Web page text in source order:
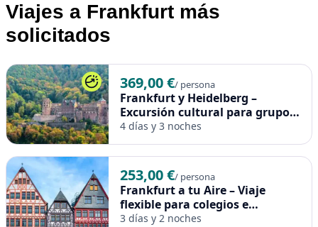
Viajes a Frankfurt más
solicitados
369,00 €/ persona
Frankfurt y Heidelberg –
Excursión cultural para grupos
escolares
4 días y 3 noches
253,00 €/ persona
Frankfurt a tu Aire – Viaje
flexible para colegios e
institutos
3 días y 2 noches